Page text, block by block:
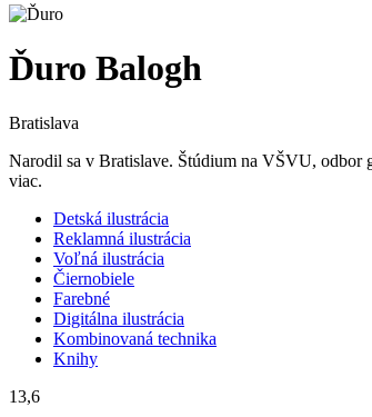
Ďuro Balogh
Bratislava
Narodil sa v Bratislave. Štúdium na VŠVU, odbor
viac.
Detská ilustrácia
Reklamná ilustrácia
Voľná ilustrácia
Čiernobiele
Farebné
Digitálna ilustrácia
Kombinovaná technika
Knihy
13,6